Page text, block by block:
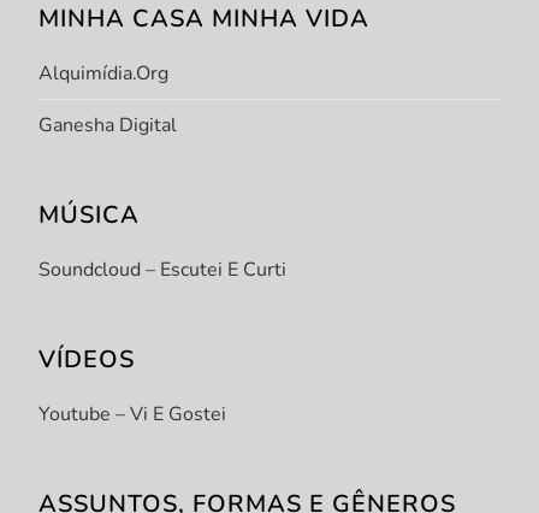
MINHA CASA MINHA VIDA
Alquimídia.org
Ganesha Digital
MÚSICA
Soundcloud – Escutei E Curti
VÍDEOS
Youtube – Vi E Gostei
ASSUNTOS, FORMAS E GÊNEROS